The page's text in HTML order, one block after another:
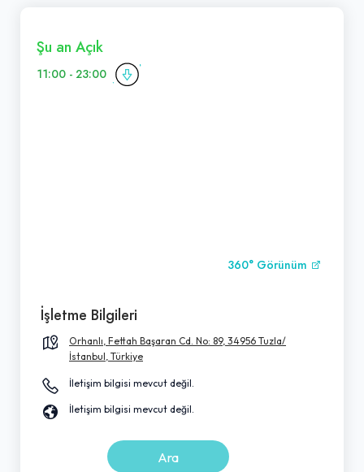
Şu an Açık
11:00 - 23:00
360° Görünüm
İşletme Bilgileri
Orhanlı, Fettah Başaran Cd. No: 89, 34956 Tuzla/
İstanbul, Türkiye
İletişim bilgisi mevcut değil.
İletişim bilgisi mevcut değil.
Ara